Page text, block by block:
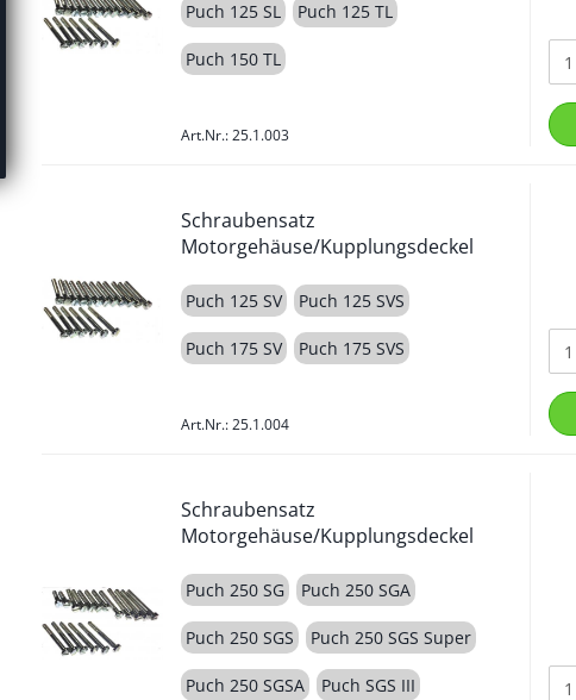
Puch 125 SL Puch 125 TL
Puch 150 TL
Art.Nr.: 25.1.003
Schraubensatz
Motorgehäuse/Kupplungsdeckel
Puch 125 SV Puch 125 SVS
Puch 175 SV Puch 175 SVS
Art.Nr.: 25.1.004
Schraubensatz
Motorgehäuse/Kupplungsdeckel
Puch 250 SG Puch 250 SGA
Puch 250 SGS Puch 250 SGS Super
Puch 250 SGSA Puch SGS III